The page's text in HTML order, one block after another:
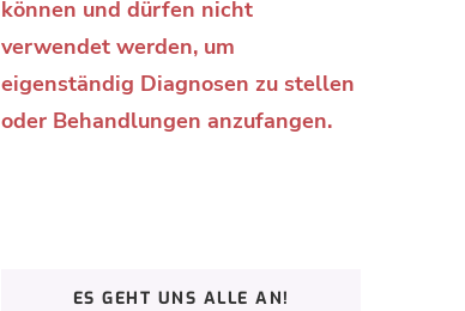
können und dürfen nicht
verwendet werden, um
eigenständig Diagnosen zu stellen
oder Behandlungen anzufangen.
ES GEHT UNS ALLE AN!